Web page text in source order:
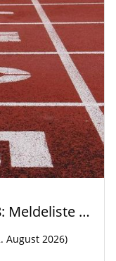
BW Mehrkampf Aktive/U18: Meldeliste mit Riegeneinteilung und Rahmenzeitplan veröffentlicht
August 2026)